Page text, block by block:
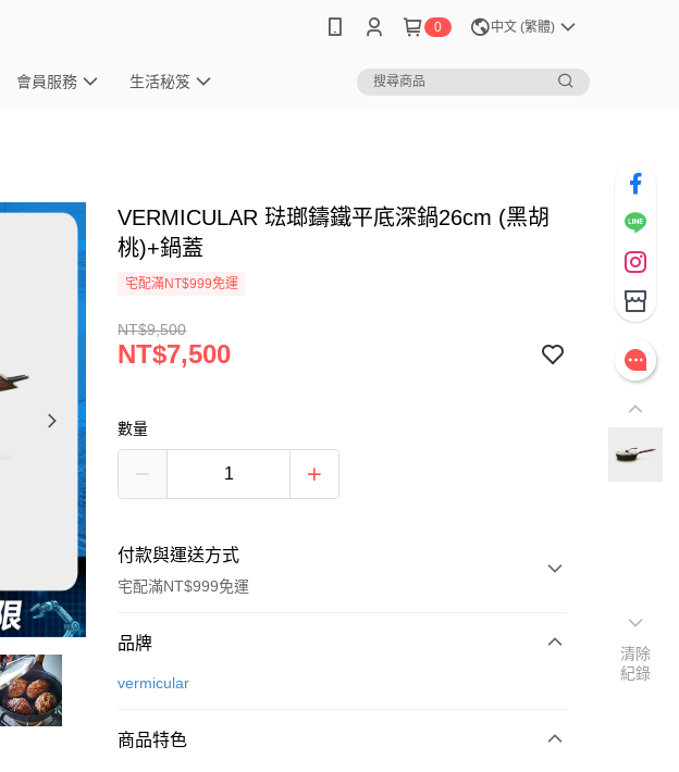
0 中文 (繁體)
會員服務 生活秘笈
VERMICULAR 琺瑯鑄鐵平底深鍋26cm (黑胡
桃)+鍋蓋
宅配滿NT$999免運
NT$9,500
NT$7,500
數量
付款與運送方式
宅配滿NT$999免運
付款方式
信用卡一次付款
品牌
vermicular
商品特色
清除
紀錄